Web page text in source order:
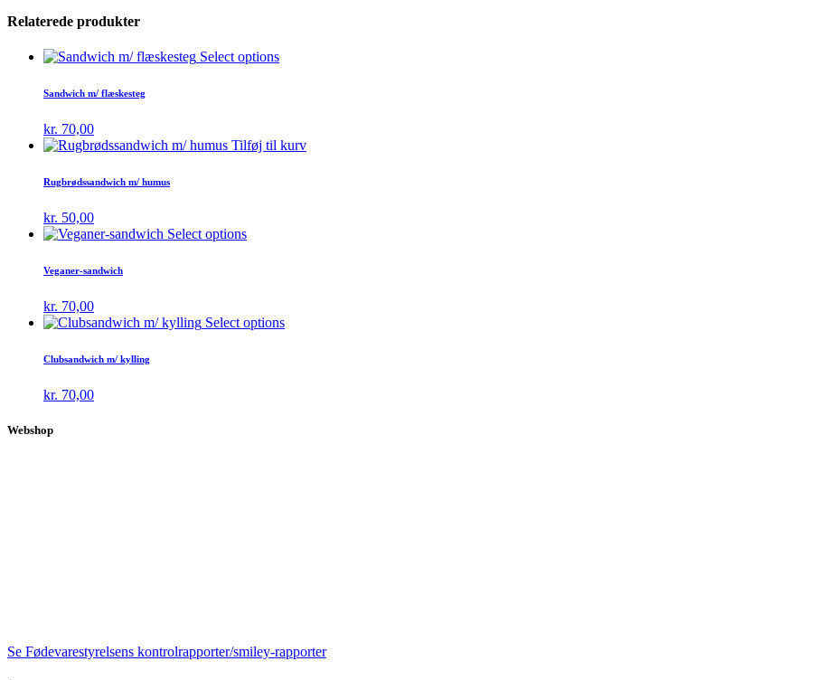
Relaterede produkter
Select options
Sandwich m/ flæskesteg
kr. 70,00
Tilføj til kurv
Rugbrødssandwich m/ humus
kr. 50,00
Select options
Veganer-sandwich
kr. 70,00
Select options
Clubsandwich m/ kylling
kr. 70,00
Webshop
Se Fødevarestyrelsens kontrolrapporter/smiley-rapporter